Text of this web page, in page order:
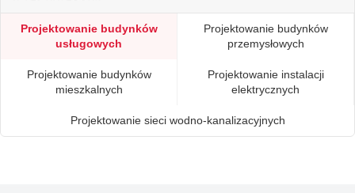
Projektowanie budynków
usługowych
Projektowanie budynków
przemysłowych
Projektowanie budynków
mieszkalnych
Projektowanie instalacji
elektrycznych
Projektowanie sieci wodno-kanalizacyjnych